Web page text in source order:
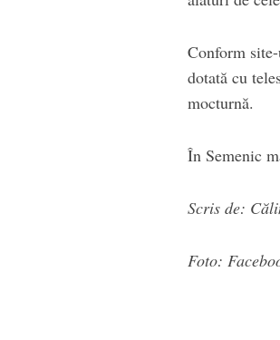
Conform
dotată cu
mocturnă.
În Semenic
Scris de:
Foto: